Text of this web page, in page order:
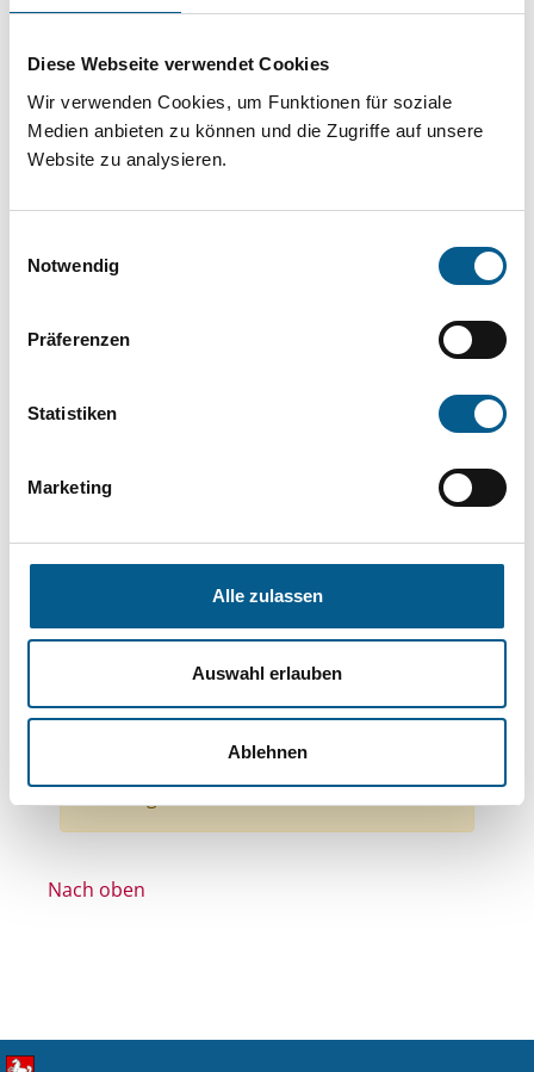
Diese Webseite verwendet Cookies
Wir verwenden Cookies, um Funktionen für soziale
Medien anbieten zu können und die Zugriffe auf unsere
Website zu analysieren.
Notwendig
Präferenzen
Statistiken
Marketing
Alle zulassen
Auswahl erlauben
Ablehnen
Projekt oder ein Vorhaben? Hier können Sie
direkt über unsere Fördermitteldatenbank und
Stiftungsdatenbank recherchieren. Bei der
Suche bitte die Groß- und Kleinschreibung
beachten.
können durch die Wahl von Bereichen oder
Themen: Kinder, Jugendliche & Familie
Themen: Kirchliche Zwecke
Themen: Bildung und Erziehung
Themen: Integration
Themen: Tierschutz
Stiftungstyp: Lokal tätige Stiftung
Nach oben